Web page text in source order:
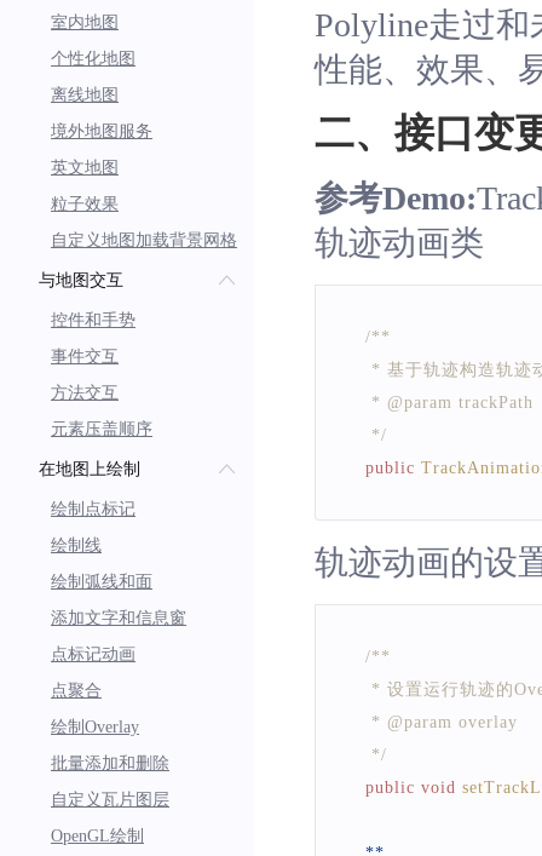
室内地图
个性化地图
离线地图
境外地图服务
英文地图
粒子效果
自定义地图加载背景网格
与地图交互
控件和手势
事件交互
方法交互
元素压盖顺序
在地图上绘制
绘制点标记
绘制线
绘制弧线和面
添加文字和信息窗
点标记动画
点聚合
绘制Overlay
批量添加和删除
自定义瓦片图层
OpenGL绘制
Polyline走过和
性能、效果、
二、接口变
参考Demo:
轨迹动画类
/**
* 基于轨迹构造轨迹
     * @param trackPath
     */
public
轨迹动画的设
/**
* 设置运行轨迹的
     * @param overlay
     */
public void
**